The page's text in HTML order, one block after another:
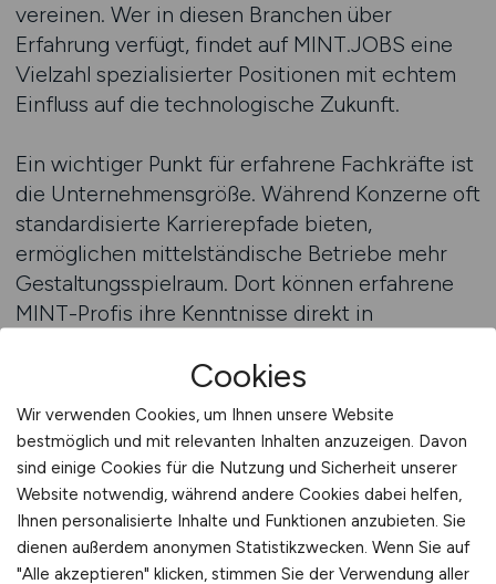
vereinen. Wer in diesen Branchen über
Erfahrung verfügt, findet auf MINT.JOBS eine
Vielzahl spezialisierter Positionen mit echtem
Einfluss auf die technologische Zukunft.
Ein wichtiger Punkt für erfahrene Fachkräfte ist
die Unternehmensgröße. Während Konzerne oft
standardisierte Karrierepfade bieten,
ermöglichen mittelständische Betriebe mehr
Gestaltungsspielraum. Dort können erfahrene
MINT-Profis ihre Kenntnisse direkt in
und Prozessverbesserungen einbringen. Sie
erleben die Wirkung ihrer Arbeit unmittelbar –
eine Qualität, die in großen Organisationen oft
verloren geht.
Besonders spannend sind leitende
Fachpositionen, die nicht zwingend
Cookies
Wir verwenden Cookies, um Ihnen unsere Website
bestmöglich und mit relevanten Inhalten anzuzeigen. Davon
sind einige Cookies für die Nutzung und Sicherheit unserer
Website notwendig, während andere Cookies dabei helfen,
Ihnen personalisierte Inhalte und Funktionen anzubieten. Sie
dienen außerdem anonymen Statistikzwecken. Wenn Sie auf
"Alle akzeptieren" klicken, stimmen Sie der Verwendung aller